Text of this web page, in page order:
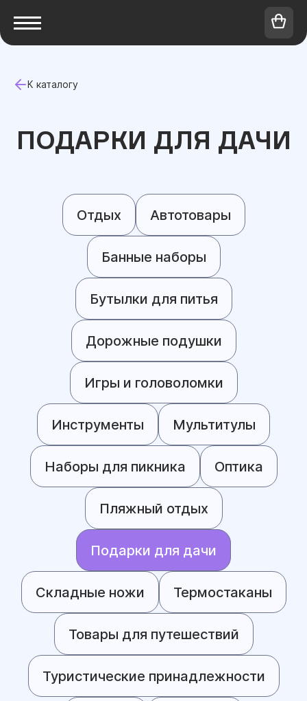
К каталогу
ПОДАРКИ ДЛЯ ДАЧИ
Отдых Автотовары
Банные наборы
Бутылки для питья
Дорожные подушки
Игры и головоломки
Инструменты Мультитулы
Наборы для пикника Оптика
Пляжный отдых
Подарки для дачи
Складные ножи Термостаканы
Товары для путешествий
Туристические принадлежности